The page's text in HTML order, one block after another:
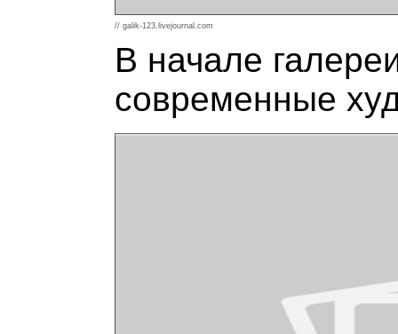
// galik-123.livejournal.com
В начале
современные